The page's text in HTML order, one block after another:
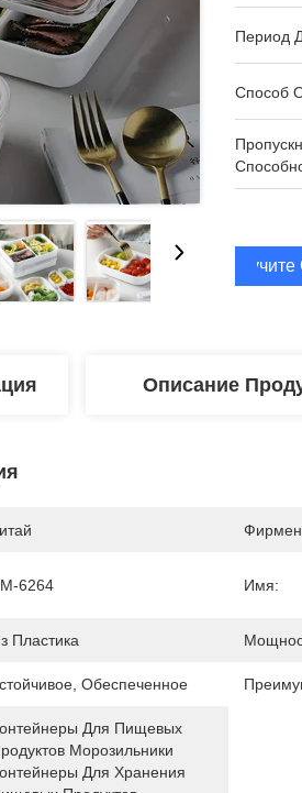
Период
Способ
Описание
6264 Имя:
Пластика
Обеспеченное
Для Пищевых
Морозильники
Для Хранения